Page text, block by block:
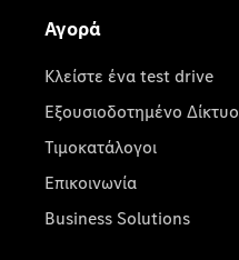
Αγορά
Κλείστε ένα test drive
Εξουσιοδοτημένο Δίκτυο
Τιμοκατάλογοι
Επικοινωνία
Business Solutions